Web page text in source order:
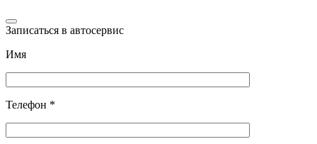
Записаться в автосервис
Имя
Телефон *